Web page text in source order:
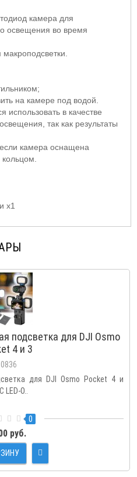
камера для
освещения во время
на камере под водой.
использовать в качестве
так как результаты
камера оснащена
x1
подсветка для DJI Osmo
4 и 3
для DJI Osmo Pocket 4 и
O..
0
руб.